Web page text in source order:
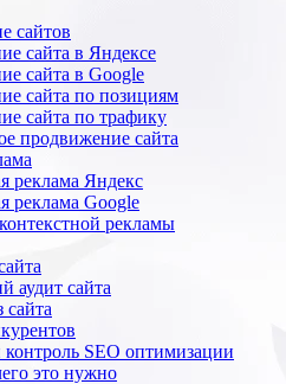
сайтов
сайта в Яндексе
сайта в Google
сайта по позициям
сайта по трафику
продвижение сайта
реклама Яндекс
реклама Google
рекламы
аудит сайта
сайта
SEO оптимизации
это нужно